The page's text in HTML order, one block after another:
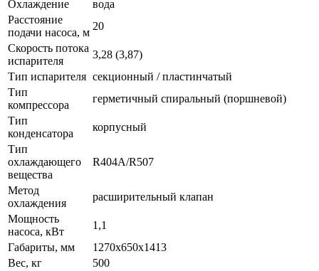
Охлаждение
вода
Расстояние
подачи насоса, м
20
Скорость потока
испарителя
3,28 (3,87)
Тип испарителя секционный / пластинчатый
Тип
компрессора
герметичный спиральный (поршневой)
Тип
конденсатора
корпусный
Тип
охлаждающего
вещества
R404A/R507
Метод
охлаждения
расширительный клапан
Мощность
насоса, кВт
1,1
Габариты, мм
1270х650х1413
Вес, кг
500